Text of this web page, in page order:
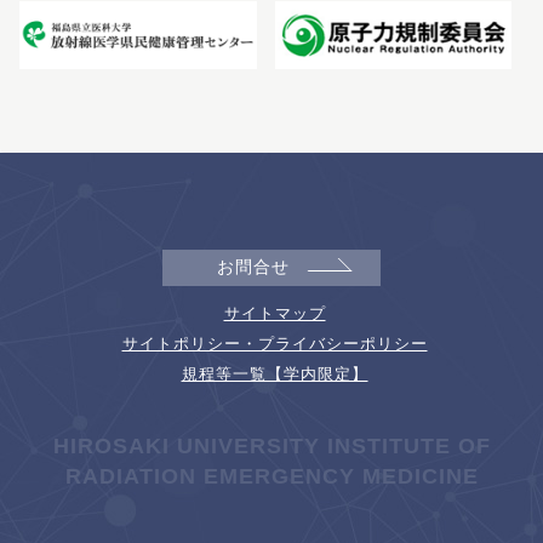
お問合せ
サイトマップ
サイトポリシー・プライバシーポリシー
規程等一覧【学内限定】
HIROSAKI UNIVERSITY INSTITUTE OF
RADIATION EMERGENCY MEDICINE